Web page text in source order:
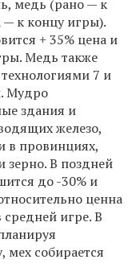
медь (рано — к
— к концу игры).
+ 35% цена и
Медь также
7 и
Мудро
здания и
железо,
в провинциях,
зерно. В поздней
до -30% и
ценна
средней игре. В
мех собирается